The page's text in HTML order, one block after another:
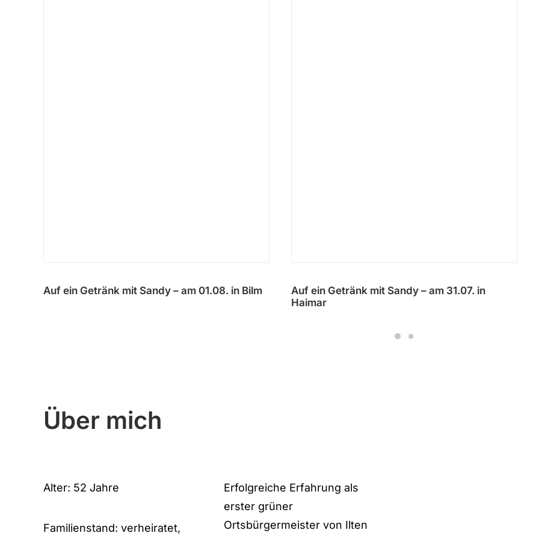
Auf ein Getränk mit Sandy – am 31.07. in
Gretenberg!
Über mich
Alter: 52 Jahre
Familienstand: verheiratet,
Erfolgreiche Erfahrung als
erster grüner
Ortsbürgermeister von Ilten